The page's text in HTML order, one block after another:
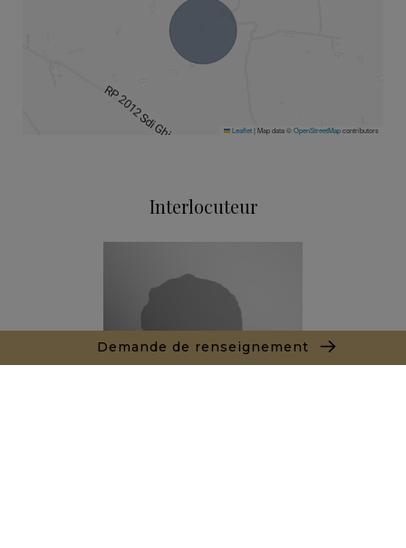
Demande de renseignement
Leaflet| Map data ©OpenStreetMapcontributors
Interlocuteur